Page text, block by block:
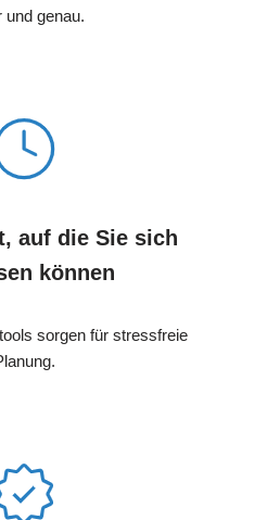
und genau.
auf die Sie sich
können
sorgen für stressfreie